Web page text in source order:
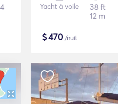
4 Yacht à voile
38 ft
12 m
$470 /nuit